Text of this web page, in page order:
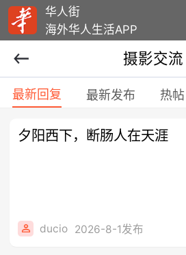
华人街
海外华人生活APP
摄影交流
最新回复 最新发布 热帖
夕阳西下，断肠人在天涯
ducio 2026-8-1发布